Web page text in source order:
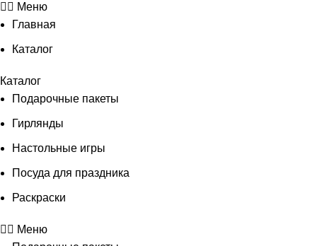
Меню
Главная
Каталог
Каталог
Подарочные пакеты
Гирлянды
Настольные игры
Посуда для праздника
Раскраски
Меню